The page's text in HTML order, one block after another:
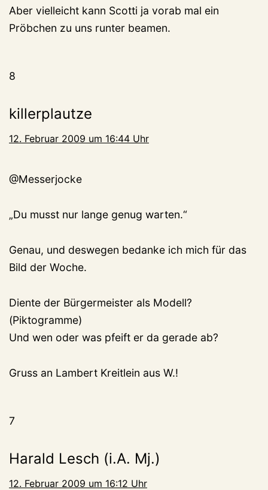
Aber vielleicht kann Scotti ja vorab mal ein
Pröbchen zu uns runter beamen.
8
killerplautze
12. Februar 2009 um 16:44 Uhr
@Messerjocke
„Du musst nur lange genug warten.“
Genau, und deswegen bedanke ich mich für das
Bild der Woche.
Diente der Bürgermeister als Modell?
(Piktogramme)
Und wen oder was pfeift er da gerade ab?
Gruss an Lambert Kreitlein aus W.!
7
Harald Lesch (i.A. Mj.)
12. Februar 2009 um 16:12 Uhr